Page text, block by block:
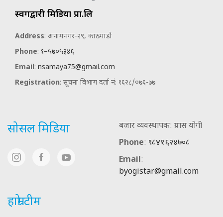
स्वर्गद्वारी मिडिया प्रा.लि
Address: अनामनगर-२९, काठमाडौ
Phone: १–५७०५३४६
Email: nsamaya75@gmail.com
Registration: सूचना विभाग दर्ता नं: १६२८/०७६-७७
सोसल मिडिया
बजार व्यवस्थापक: प्रयास योगी
Phone: ९८४१६२४७०८
Email:
byogistar@gmail.com
हाम्रो टीम